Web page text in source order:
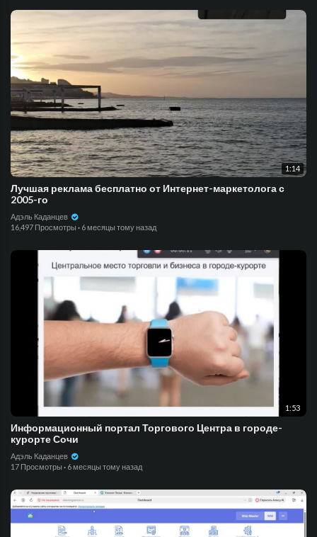
1:14
Лучшая реклама бесплатно от Интернет-маркетолога с
2005-го
Адэль Каданцев
16,497 Просмотры · 6 месяцы тому назад
1:53
Информационный портал Торгового Центра в городе-
курорте Сочи
Адэль Каданцев
17 Просмотры · 6 месяцы тому назад